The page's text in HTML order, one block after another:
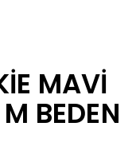
MAVİ
BEDEN